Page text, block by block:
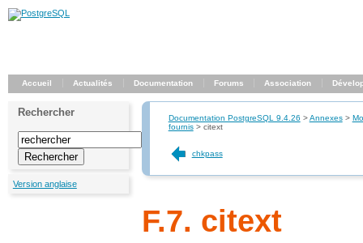
Accueil Actualités Documentation Forums Association
Rechercher
Version anglaise
Documentation PostgreSQL 9.4.26 >Annexes>
fournis> citext
chkpass
F.7. citext